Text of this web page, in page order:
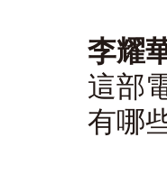
李耀
這部
有哪